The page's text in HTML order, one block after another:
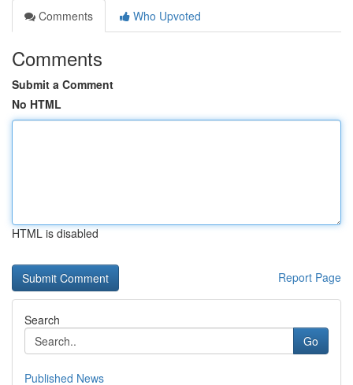
Comments
Who Upvoted
Comments
Submit a Comment
No HTML
HTML is disabled
Report Page
Search
Go
Published News